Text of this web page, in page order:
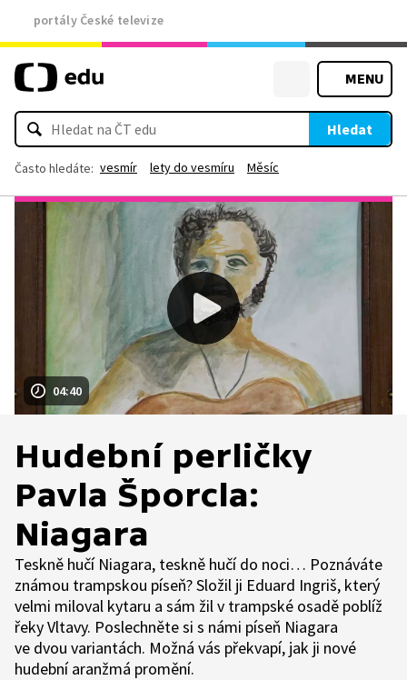
portály České televize
MENU
Hledat
Často hledáte: vesmír lety do vesmíru Měsíc
04:40
Hudební perličky
Pavla Šporcla:
Niagara
Teskně hučí Niagara, teskně hučí do noci… Poznáváte
známou trampskou píseň? Složil ji Eduard Ingriš, který
velmi miloval kytaru a sám žil v trampské osadě poblíž
řeky Vltavy. Poslechněte si s námi píseň Niagara
ve dvou variantách. Možná vás překvapí, jak ji nové
hudební aranžmá promění.